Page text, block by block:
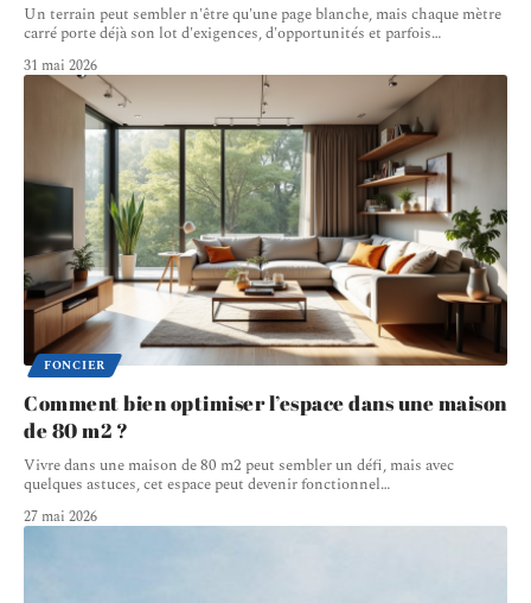
Un terrain peut sembler n'être qu'une page blanche, mais chaque mètre
carré porte déjà son lot d'exigences, d'opportunités et parfois…
31 mai 2026
FONCIER
Comment bien optimiser l’espace dans une maison
de 80 m2 ?
Vivre dans une maison de 80 m2 peut sembler un défi, mais avec
quelques astuces, cet espace peut devenir fonctionnel…
27 mai 2026